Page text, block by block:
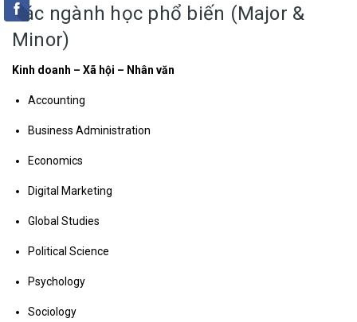
Các ngành học phổ biến (Major &
Minor)
Kinh doanh – Xã hội – Nhân văn
Accounting
Business Administration
Economics
Digital Marketing
Global Studies
Political Science
Psychology
Sociology